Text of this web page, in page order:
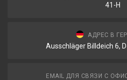
41-Н
АДРЕС В
Ausschläger Billdeich 6,
EMAIL ДЛЯ СВЯЗИ С